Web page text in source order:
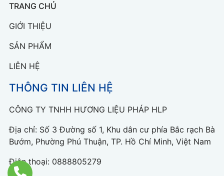
TRANG CHỦ
GIỚI THIỆU
SẢN PHẨM
LIÊN HỆ
THÔNG TIN LIÊN HỆ
CÔNG TY TNHH HƯƠNG LIỆU PHÁP HLP
Địa chỉ: Số 3 Đường số 1, Khu dân cư phía Bắc rạch Bà
Bướm, Phường Phú Thuận, TP. Hồ Chí Minh, Việt Nam
Điện thoại: 0888805279